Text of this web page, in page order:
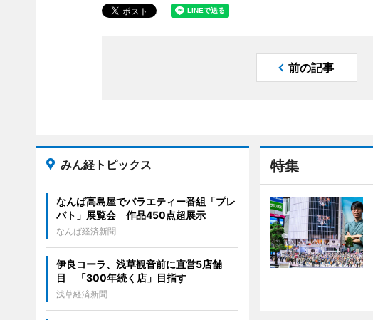
前の記事
特集
みん経トピックス
なんば高島屋でバラエティー番組「プレ
バト」展覧会 作品450点超展示
なんば経済新聞
伊良コーラ、浅草観音前に直営5店舗
目 「300年続く店」目指す
浅草経済新聞